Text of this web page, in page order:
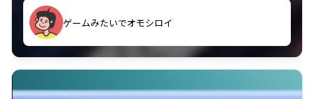
ゲームみたいでオモシロイ
久々のモーターショーがアプリでもっと楽しめました